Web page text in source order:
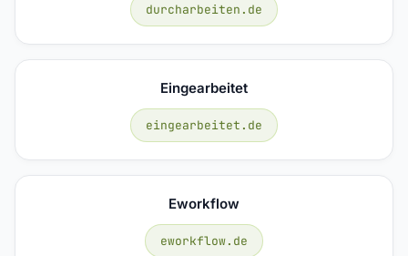
durcharbeiten.de
Eingearbeitet
eingearbeitet.de
Eworkflow
eworkflow.de